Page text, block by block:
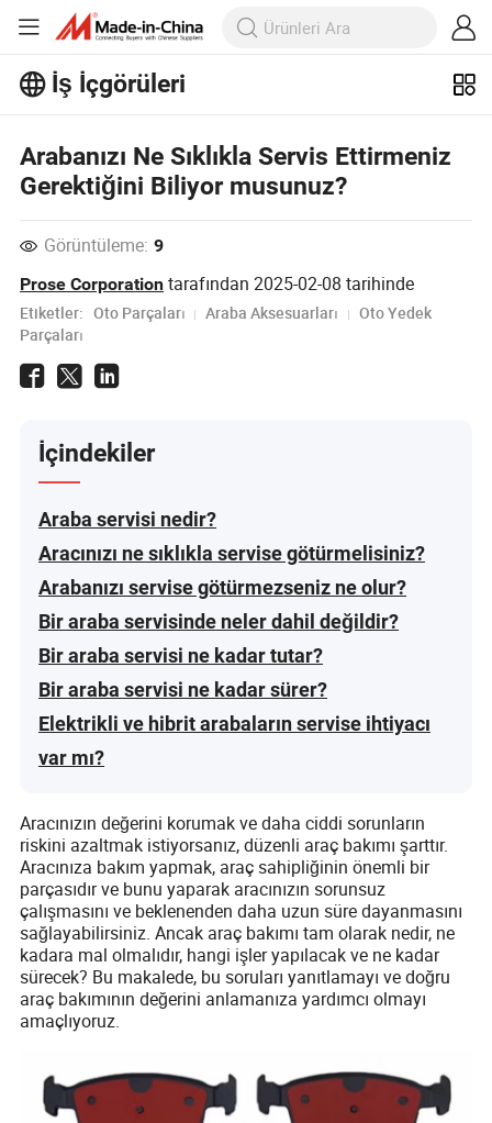
İş İçgörüleri
Arabanızı Ne Sıklıkla Servis Ettirmeniz
Gerektiğini Biliyor musunuz?
Görüntüleme: 9
Prose Corporation tarafından2025-02-08 tarihinde
Etiketler: Oto Parçaları Araba Aksesuarları
Oto Yedek
Parçaları
İçindekiler
Araba servisi nedir?
Aracınızı ne sıklıkla servise götürmelisiniz?
Arabanızı servise götürmezseniz ne olur?
Bir araba servisinde neler dahil değildir?
Bir araba servisi ne kadar tutar?
Bir araba servisi ne kadar sürer?
Elektrikli ve hibrit arabaların servise ihtiyacı
var mı?
Aracınızın değerini korumak ve daha ciddi sorunların
riskini azaltmak istiyorsanız, düzenli araç bakımı şarttır.
Aracınıza bakım yapmak, araç sahipliğinin önemli bir
parçasıdır ve bunu yaparak aracınızın sorunsuz
çalışmasını ve beklenenden daha uzun süre dayanmasını
sağlayabilirsiniz. Ancak araç bakımı tam olarak nedir, ne
kadara mal olmalıdır, hangi işler yapılacak ve ne kadar
sürecek? Bu makalede, bu soruları yanıtlamayı ve doğru
araç bakımının değerini anlamanıza yardımcı olmayı
amaçlıyoruz.